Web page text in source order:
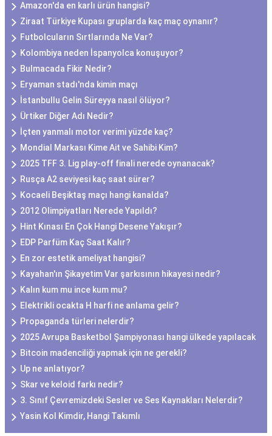
Amazon'da en karlı ürün hangisi?
Ziraat Türkiye Kupası gruplarda kaç maç oynanır?
Futbolcuların Sırtlarında Ne Var?
Kolombiya neden İspanyolca konuşuyor?
Bulmacada Fikir Nedir?
Eryaman stadı'nda kimin maçı
İstanbullu Gelin Süreyya nasıl ölüyor?
Ürtiker Diğer Adı Nedir?
İçten yanmalı motor verimi yüzde kaç?
Mondial Markası Kime Ait ve Sahibi Kim?
2025 TFF 3. Lig play-off finali nerede oynanacak?
Rusça A2 seviyesi kaç saat sürer?
Kocaeli Beşiktaş maçı hangi kanalda?
2012 Olimpiyatları Nerede Yapıldı?
Hint Kınası En Çok Hangi Desene Yakışır?
EDP Parfüm Kaç Saat Kalır?
En zor estetik ameliyat hangisi?
Kayahan'ın Şikayetim Var şarkısının hikayesi nedir?
Kalın kum mu ince kum mu?
Elektrikli ocakta H harfi ne anlama gelir?
Propaganda türleri nelerdir?
2025 Avrupa Basketbol Şampiyonası hangi ülkede yapılacak
Bitcoin madenciliği yapmak için ne gerekli?
Up ne anlatıyor?
Skar ve keloid farkı nedir?
3. Sınıf Çevremizdeki Sesler ve Ses Kaynakları Nelerdir?
Yasin Kol Kimdir, Hangi Takımlı